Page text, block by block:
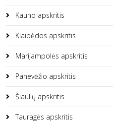
Kauno apskritis
Klaipėdos apskritis
Marijampolės apskritis
Panevėžio apskritis
Šiaulių apskritis
Tauragės apskritis